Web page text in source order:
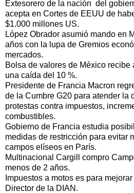
Extesorero de la nación del
acepta en Cortes de EEUU de
$1.000 millones US.
López Obrador asumió mando en
años con la lupa de Gremios
mercados.
Bolsa de valores de México recibe
una caída del 10 %.
Presidente de Francia Macron
de la Cumbre G20 para atender
protestas contra impuestos,
combustibles.
Gobierno de Francia estudia
medidas de restricción para evitar
campos elíseos en París.
Multinacional Cargill compro
menos de 2 años.
Impuestos a motos es para
Director de la DIAN.